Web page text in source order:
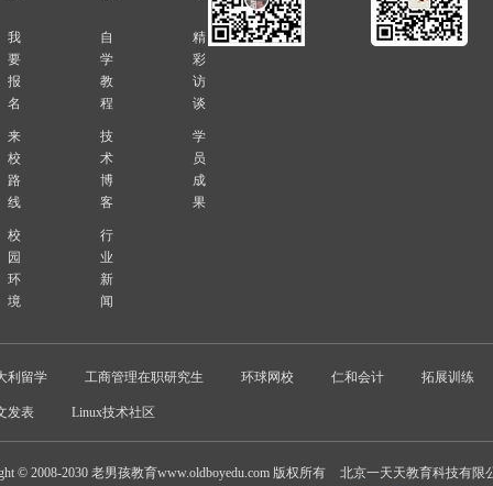
我
要
报
名
来
校
路
线
校
园
环
境
自
学
教
程
技
术
博
客
行
业
新
闻
精
彩
访
谈
学
员
成
果
利留学 工商管理在职研究生 环球网校 仁和会计 拓展训练
发表 Linux技术社区
© 2008-2030 老男孩教育www.oldboyedu.com 版权所有
北京一天天教育科技有限